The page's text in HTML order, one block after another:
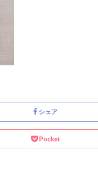
シェア
Pocket